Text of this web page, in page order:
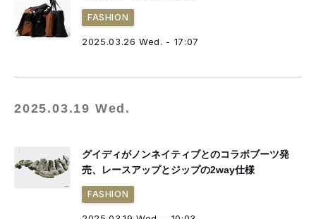
FASHION
2025.03.26 Wed. - 17:07
2025.03.19 Wed.
グイディがノンネイティブとのコラボブーツ発
売、レースアップとジップの2way仕様
FASHION